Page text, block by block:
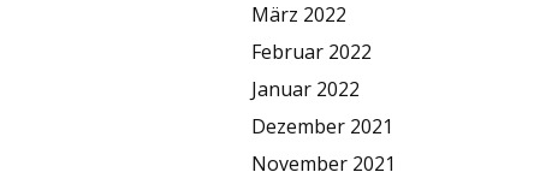
März 2022
Februar 2022
Januar 2022
Dezember 2021
November 2021